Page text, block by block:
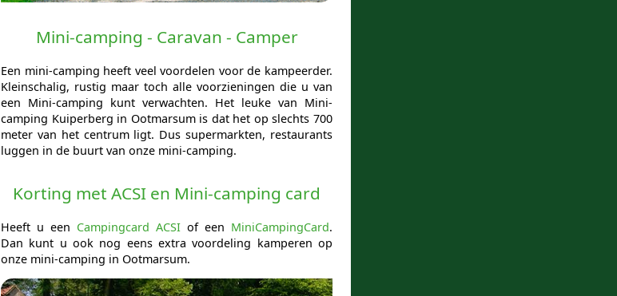
Mini-camping - Caravan - Camper
Een mini-camping heeft veel voordelen voor de kampeerder.
Kleinschalig, rustig maar toch alle voorzieningen die u van
een Mini-camping kunt verwachten. Het leuke van Mini-
camping Kuiperberg in Ootmarsum is dat het op slechts 700
meter van het centrum ligt. Dus supermarkten, restaurants
luggen in de buurt van onze mini-camping.
Korting met ACSI en Mini-camping card
Heeft u een Campingcard ACSI of een MiniCampingCard.
Dan kunt u ook nog eens extra voordeling kamperen op
onze mini-camping in Ootmarsum.